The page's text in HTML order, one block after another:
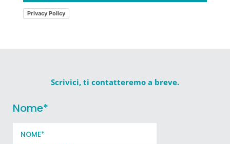
Privacy Policy
Scrivici, ti contatteremo a breve.
Nome*